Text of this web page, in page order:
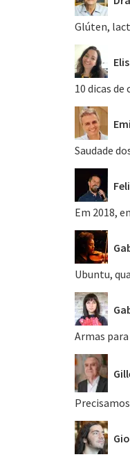
Glúten,
10 dicas
Saudade
Em 2018,
Ubuntu,
Armas